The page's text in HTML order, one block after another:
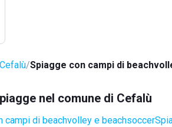
Cefalù Spiagge con campi di
nel comune di Cefalù
campi di beachvolley e beachsoccer